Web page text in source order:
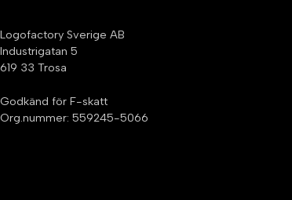
Logofactory Sverige AB
Industrigatan 5
619 33 Trosa
Godkänd för F-skatt
Org.nummer: 559245-5066